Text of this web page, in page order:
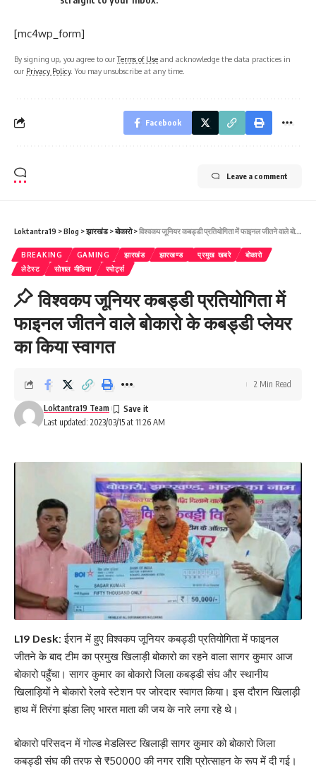
[mc4wp_form]
By signing up, you agree to ourTerms of Use and acknowledge the data practices in
our Privacy Policy. You may unsubscribe at any time.
Facebook
Leave a comment
Loktantra19 >Blog >झारखंड>बोकारो>विश्वकप जूनियर कबड्डी प्रतियोगिता में फाइनल जीतने वाले बोकारो के कबड्डी प्लेयर का किया स्वागत
BREAKING GAMING झारखंड झारखण्ड प्रमुख खबरे
बोकारो
लेटेस्ट
सोशल मीडिया स्पोर्ट्स
विश्वकप जूनियर कबड्डी प्रतियोगिता में
फाइनल जीतने वाले बोकारो के कबड्डी प्लेयर
का किया स्वागत
Last updated: 2023/03/15 at 11:26 AM
Loktantra19 Team
2 Min Read
L19 Desk: ईरान में हुए विश्वकप जूनियर कबड्डी प्रतियोगिता में फाइनल
जीतने के बाद टीम का प्रमुख खिलाड़ी बोकारो का रहने वाला सागर कुमार आज
बोकारो पहुँचा। सागर कुमार का बोकारो जिला कबड्डी संघ और स्थानीय
खिलाड़ियों ने बोकारो रेलवे स्टेशन पर जोरदार स्वागत किया। इस दौरान खिलाड़ी
हाथ में तिरंगा झंडा लिए भारत माता की जय के नारे लगा रहे थे।
बोकारो परिसदन में गोल्ड मेडलिस्ट खिलाड़ी सागर कुमार को बोकारो जिला
कबड्डी संघ की तरफ से ₹50000 की नगर राशि प्रोत्साहन के रूप में दी गई।